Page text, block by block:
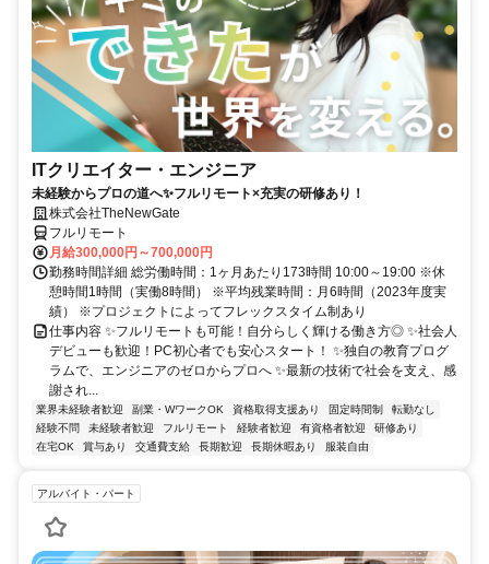
ITクリエイター・エンジニア
未経験からプロの道へ✨フルリモート×充実の研修あり！
株式会社TheNewGate
フルリモート
月給300,000円～700,000円
勤務時間詳細 総労働時間：1ヶ月あたり173時間 10:00～19:00 ※休
憩時間1時間（実働8時間） ※平均残業時間：月6時間（2023年度実
績） ※プロジェクトによってフレックスタイム制あり
仕事内容 ✨フルリモートも可能！自分らしく輝ける働き方◎ ✨社会人
デビューも歓迎！PC初心者でも安心スタート！ ✨独自の教育プログ
ラムで、エンジニアのゼロからプロへ ✨最新の技術で社会を支え、感
謝され...
業界未経験者歓迎 副業・WワークOK 資格取得支援あり 固定時間制
転勤なし
経験不問
未経験者歓迎 フルリモート 経験者歓迎 有資格者歓迎
研修あり
在宅OK
賞与あり 交通費支給 長期歓迎 長期休暇あり 服装自由
アルバイト・パート